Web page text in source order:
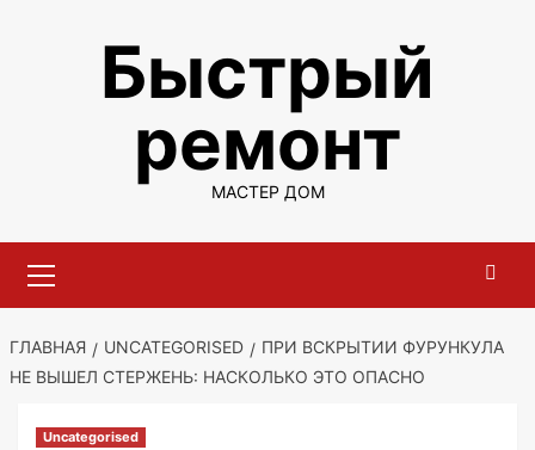
содержимомуБыстрый
ремонт
МАСТЕР ДОМ
меню
ГЛАВНАЯ UNCATEGORISED
ПРИ ВСКРЫТИИ ФУРУНКУЛА
НЕ ВЫШЕЛ СТЕРЖЕНЬ: НАСКОЛЬКО ЭТО ОПАСНО
Uncategorised